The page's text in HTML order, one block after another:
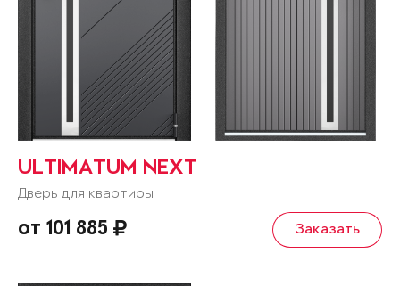
ULTIMATUM NEXT
Дверь для квартиры
от 101 885 Заказать